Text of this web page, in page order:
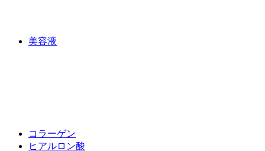
美容液
コラーゲン
ヒアルロン酸